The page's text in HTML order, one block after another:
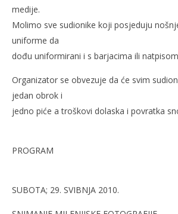
medije.
Molimo sve sudionike koji posjeduju
uniforme da
dođu uniformirani i s barjacima ili
Organizator se obvezuje da će svim
jedan obrok i
jedno piće a troškovi dolaska i povratka
PROGRAM
SUBOTA; 29. SVIBNJA 2010.